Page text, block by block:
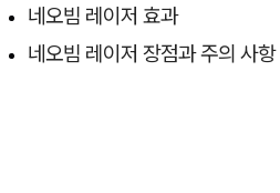
네오빔 레이저 효과
네오빔 레이저 장점과 주의 사항